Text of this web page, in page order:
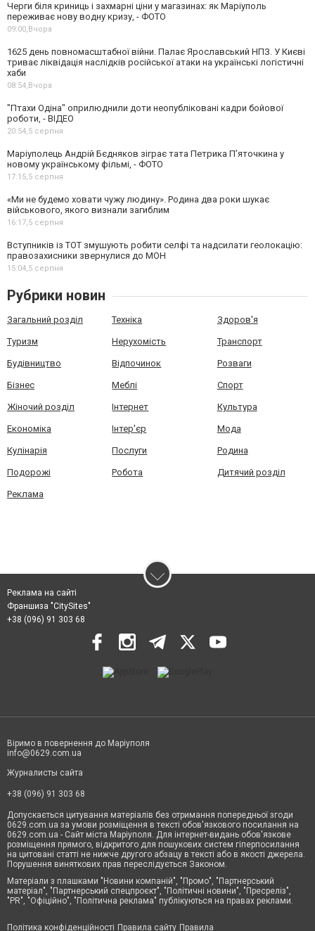
Черги біля криниць і захмарні ціни у магазинах: як Маріуполь
переживає нову водну кризу, - ФОТО
09:00,Вчора
1625 день повномасштабної війни. Палає Ярославський НПЗ. У Києві
триває ліквідація наслідків російської атаки на українські логістичні
хаби
08:54,Вчора
"Птахи Одіна" оприлюднили доти неопубліковані кадри бойової
роботи, - ВІДЕО
20:54,5 серпня
Маріуполець Андрій Бєдняков зіграє тата Петрика П’яточкина у
новому українському фільмі, - ФОТО
17:15,5 серпня
«Ми не будемо ховати чужу людину». Родина два роки шукає
військового, якого визнали загиблим
16:17,5 серпня
Вступників із ТОТ змушують робити селфі та надсилати геолокацію:
правозахисники звернулися до МОН
15:04,5 серпня
Рубрики новин
Загальний розділ Техніка Здоров'я
Туризм Нерухомість Транспорт
Будівництво Відпочинок Розваги
Бізнес Меблі Спорт
Жіночий розділ Інтернет Культура
Економіка Інтер'єр Мода
Кулінарія Послуги Родина
Подорожі Робота Дитячий розділ
Реклама
Реклама на сайті
Франшиза "CitySites"
+38 (096) 91 303 68
Віримо в повернення до Маріуполя
info@0629.com.ua
Журналисты сайта
+38 (096) 91 303 68
Допускається цитування матеріалів без отримання попередньої згоди
0629.com.ua за умови розміщення в тексті обов'язкового посилання на
0629.com.ua - Сайт міста Маріуполя. Для інтернет-видань обов'язкове
розміщення прямого, відкритого для пошукових систем гіперпосилання
на цитовані статті не нижче другого абзацу в тексті або в якості джерела.
Порушення виняткових прав переслідується Законом.
Матеріали з плашками "Новини компаній", "Промо", "Партнерський
матеріал", "Партнерський спецпроєкт", "Політичні новини", "Пресреліз",
"PR", "Офіційно", "Політична реклама" публікуються на правах реклами.
Політика конфіденційності Правила сайту Правила